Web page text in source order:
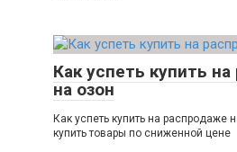
Как успеть купить
на озон
Как успеть купить на распродаже
купить товары по сниженной цене